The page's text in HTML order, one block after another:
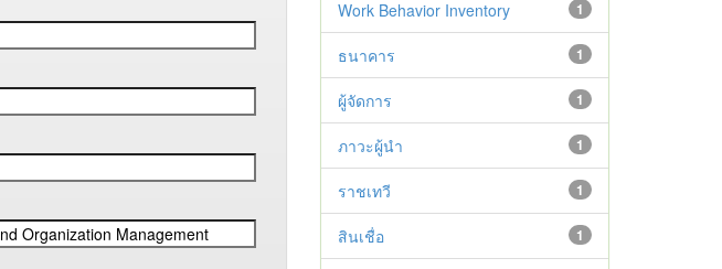
1
Work Behavior Inventory
1
ธนาคาร
1
ผู้จัดการ
1
ภาวะผู้นำ
1
ราชเทวี
1
สินเชื่อ